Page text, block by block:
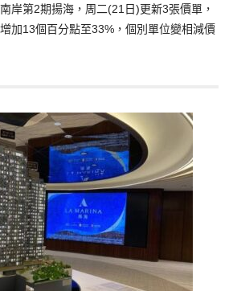
岸第2期揚海，周二(21日)更新3張價單，
加13個百分點至33%，個別單位變相減價